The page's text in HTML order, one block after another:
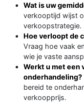
Wat is uw
verkooptijd wijst
verkoopstrategie.
Hoe verloopt de
Vraag hoe vaak
wie je vaste
Werkt u met een
onderhandeling?
bereid te
verkoopprijs.